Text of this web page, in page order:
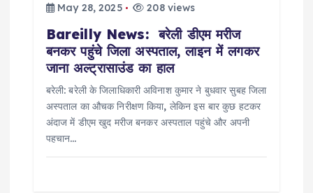
May 28, 2025
208 views
Bareilly News: बरेली डीएम मरीज
बनकर पहुंचे जिला अस्पताल, लाइन में लगकर
जाना अल्ट्रासाउंड का हाल
बरेली: बरेली के जिलाधिकारी अविनाश कुमार ने बुधवार सुबह जिला
अस्पताल का औचक निरीक्षण किया, लेकिन इस बार कुछ हटकर
अंदाज में डीएम खुद मरीज बनकर अस्पताल पहुंचे और अपनी
पहचान…